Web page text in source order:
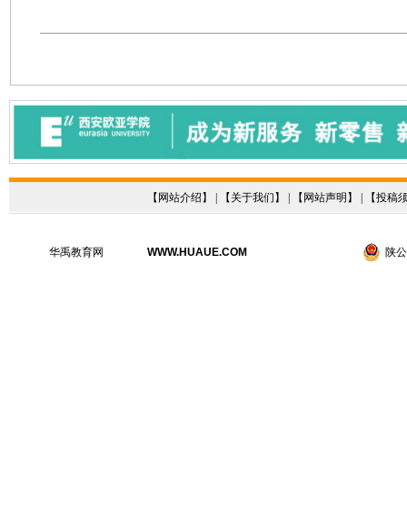
【 网站介绍 】 | 【 关于我们 】 | 【 网站声明 】 | 【投稿
华禹教育网 WWW.HUAUE.COM 陕